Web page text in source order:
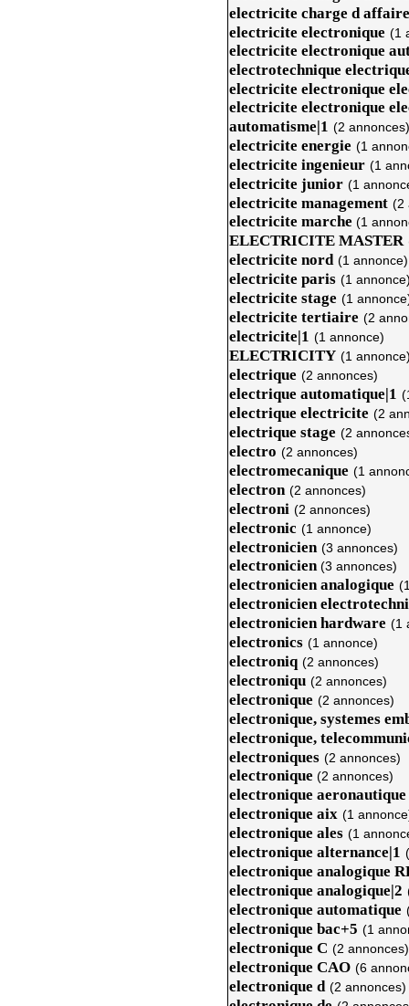
electricite charge d
electricite electronique (1
electricite electronique
electrotechnique
electricite electronique
electricite electronique
automatisme|1 (2 annonces)
electricite energie (1
electricite ingenieur (1
electricite junior (1
electricite management (2
electricite marche (1
ELECTRICITE MASTER
electricite nord (1 annonce)
electricite paris (1
electricite stage (1
electricite tertiaire (2
electricite|1 (1 annonce)
ELECTRICITY (1
electrique (2 annonces)
electrique automatique|1
electrique electricite (2
electrique stage (2
electro (2 annonces)
electromecanique (1
electron (2 annonces)
electroni (2 annonces)
electronic (1 annonce)
electronicien (3 annonces)
electronicien(3 annonces)
electronicien analogique
electronicien
electronicien hardware (1
electronics (1 annonce)
electroniq (2 annonces)
electroniqu (2 annonces)
electronique (2 annonces)
electronique, systemes
electronique,
electroniques (2 annonces)
electronique (2 annonces)
electronique aeronautique
electronique aix (1
electronique ales (1
electronique alternance|1
electronique analogique
electronique analogique|2
electronique automatique
electronique bac+5 (1
electronique C (2 annonces)
electronique CAO (6
electronique d (2 annonces)